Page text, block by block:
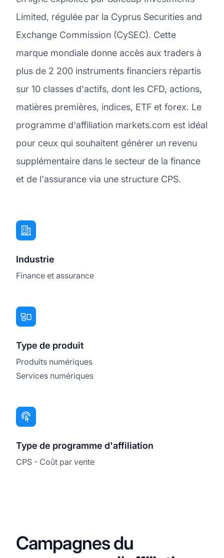
Limited, régulée par la Cyprus Securities and
Exchange Commission (CySEC). Cette
marque mondiale donne accès aux traders à
plus de 2 200 instruments financiers répartis
sur 10 classes d'actifs, dont les CFD, actions,
matières premières, indices, ETF et forex. Le
programme d'affiliation markets.com est idéal
pour ceux qui souhaitent générer un revenu
supplémentaire dans le secteur de la finance
et de l'assurance via une structure CPS.
Industrie
Finance et assurance
Type de produit
Produits numériques
Services numériques
Type de programme d'affiliation
CPS - Coût par vente
Campagnes du